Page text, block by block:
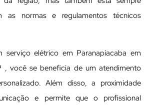
as normas e regulamentos técnicos
serviço elétrico em Paranapiacaba em
, você se beneficia de um atendimento
Além disso, a proximidade
e permite que o profissional